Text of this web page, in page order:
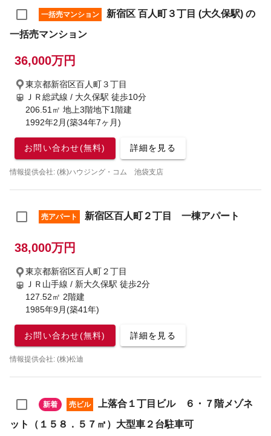
一括売マンション
新宿区 百人町３丁目 (大久保駅) の
一括売マンション
36,000万円
東京都新宿区百人町３丁目
ＪＲ総武線 / 大久保駅 徒歩10分
206.51㎡ 地上3階地下1階建
1992年2月(築34年7ヶ月)
お問い合わせ(無料) 詳細を見る
情報提供会社: (株)ハウジング・コム 池袋支店
売アパート 新宿区百人町２丁目 一棟アパート
38,000万円
東京都新宿区百人町２丁目
ＪＲ山手線 / 新大久保駅 徒歩2分
127.52㎡ 2階建
1985年9月(築41年)
お問い合わせ(無料) 詳細を見る
情報提供会社: (株)松迪
新着 売ビル
上落合１丁目ビル ６・７階メゾネ
ット（１５８．５７㎡）大型車２台駐車可